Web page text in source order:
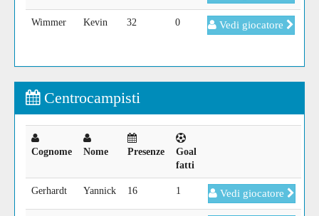
Wimmer Kevin 32 0 Vedi giocatore
Centrocampisti
Cognome Nome Presenze
Goal
fatti
Gerhardt Yannick 16 1 Vedi giocatore